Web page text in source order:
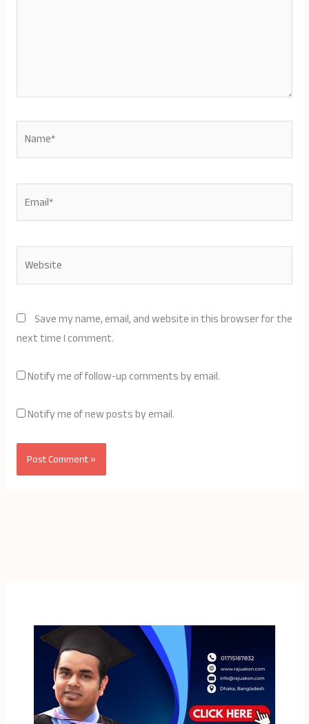
Save my name, email, and website in this browser for the
next time I comment.
Notify me of follow-up comments by email.
Notify me of new posts by email.